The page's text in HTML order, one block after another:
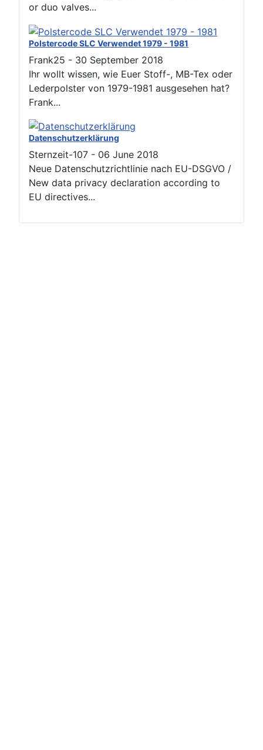
or duo valves...
Polstercode SLC Verwendet 1979 - 1981
Frank25 - 30 September 2018
Ihr wollt wissen, wie Euer Stoff-, MB-Tex oder
Lederpolster von 1979-1981 ausgesehen hat?
Frank...
Datenschutzerklärung
Sternzeit-107 - 06 June 2018
Neue Datenschutzrichtlinie nach EU-DSGVO /
New data privacy declaration according to
EU directives...